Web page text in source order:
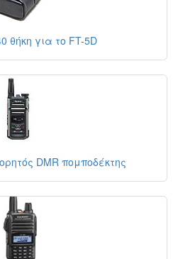
θήκη για το FT-5D
DMR πομποδέκτης